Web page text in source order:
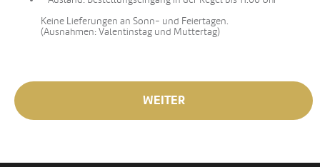
Keine Lieferungen an Sonn- und Feiertagen.
(Ausnahmen: Valentinstag und Muttertag)
WEITER